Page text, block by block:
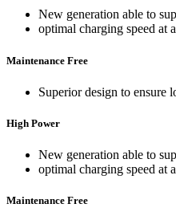
New generation able to
optimal charging speed at
Maintenance Free
Superior design to ensure
High Power
New generation able to
optimal charging speed at
Maintenance Free